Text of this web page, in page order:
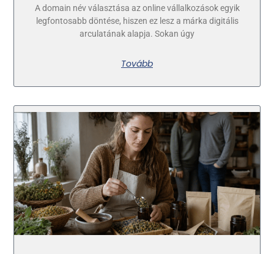
A domain név választása az online vállalkozások egyik
legfontosabb döntése, hiszen ez lesz a márka digitális
arculatának alapja. Sokan úgy
Tovább